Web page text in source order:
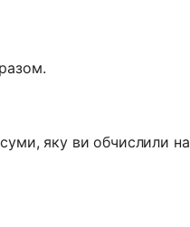
яку ви обчислили на